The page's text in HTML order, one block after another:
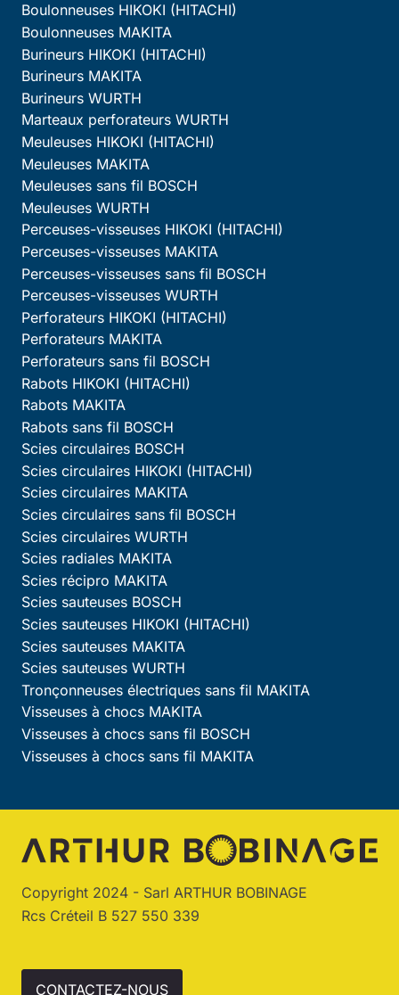
Boulonneuses HIKOKI (HITACHI)
Boulonneuses MAKITA
Burineurs HIKOKI (HITACHI)
Burineurs MAKITA
Burineurs WURTH
Marteaux perforateurs WURTH
Meuleuses HIKOKI (HITACHI)
Meuleuses MAKITA
Meuleuses sans fil BOSCH
Meuleuses WURTH
Perceuses-visseuses HIKOKI (HITACHI)
Perceuses-visseuses MAKITA
Perceuses-visseuses sans fil BOSCH
Perceuses-visseuses WURTH
Perforateurs HIKOKI (HITACHI)
Perforateurs MAKITA
Perforateurs sans fil BOSCH
Rabots HIKOKI (HITACHI)
Rabots MAKITA
Rabots sans fil BOSCH
Scies circulaires BOSCH
Scies circulaires HIKOKI (HITACHI)
Scies circulaires MAKITA
Scies circulaires sans fil BOSCH
Scies circulaires WURTH
Scies radiales MAKITA
Scies récipro MAKITA
Scies sauteuses BOSCH
Scies sauteuses HIKOKI (HITACHI)
Scies sauteuses MAKITA
Scies sauteuses WURTH
Tronçonneuses électriques sans fil MAKITA
Visseuses à chocs MAKITA
Visseuses à chocs sans fil BOSCH
Visseuses à chocs sans fil MAKITA
Copyright 2024 - Sarl ARTHUR BOBINAGE
Rcs Créteil B 527 550 339
CONTACTEZ-NOUS